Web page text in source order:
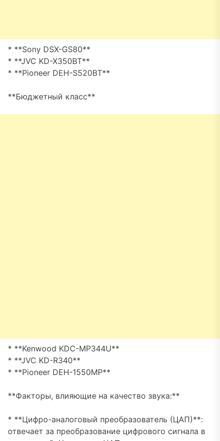
* **Sony DSX-GS80**
* **JVC KD-X350BT**
* **Pioneer DEH-S520BT**
**Бюджетный класс**
* **Kenwood KDC-MP344U**
* **JVC KD-R340**
* **Pioneer DEH-1550MP**
**Факторы, влияющие на качество звука:**
* **Цифро-аналоговый преобразователь (ЦАП)**:
отвечает за преобразование цифрового сигнала в